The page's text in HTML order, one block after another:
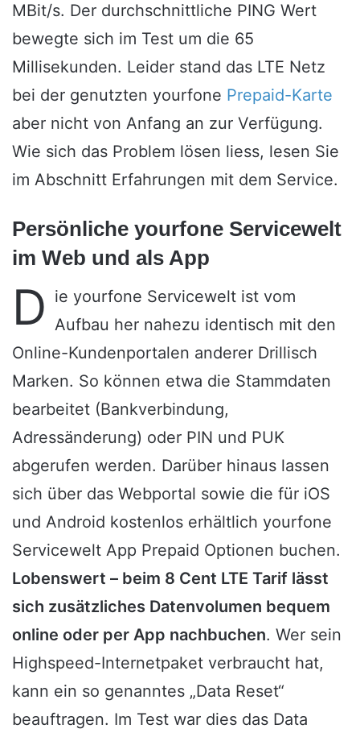
MBit/s. Der durchschnittliche PING Wert
bewegte sich im Test um die 65
Millisekunden. Leider stand das LTE Netz
bei der genutzten yourfone Prepaid-Karte
aber nicht von Anfang an zur Verfügung.
Wie sich das Problem lösen liess, lesen Sie
im Abschnitt Erfahrungen mit dem Service.
Persönliche yourfone Servicewelt
im Web und als App
D ie yourfone Servicewelt ist vom
Aufbau her nahezu identisch mit den
Online-Kundenportalen anderer Drillisch
Marken. So können etwa die Stammdaten
bearbeitet (Bankverbindung,
Adressänderung) oder PIN und PUK
abgerufen werden. Darüber hinaus lassen
sich über das Webportal sowie die für iOS
und Android kostenlos erhältlich yourfone
Servicewelt App Prepaid Optionen buchen.
Lobenswert – beim 8 Cent LTE Tarif lässt
sich zusätzliches Datenvolumen bequem
online oder per App nachbuchen. Wer sein
Highspeed-Internetpaket verbraucht hat,
kann ein so genanntes „Data Reset“
beauftragen. Im Test war dies das Data